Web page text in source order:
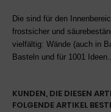
Die sind für den
frostsicher und
vielfältig: Wände (auch in
Basteln und für 1001
KUNDEN, DIE DIESEN
FOLGENDE ARTIKEL